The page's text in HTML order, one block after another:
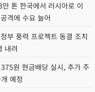
톤 한국에서 러시아로 이
격에 수요 늘어
부 풍력 프로젝트 동결 조치
내려
원 현금배당 실시, 추가 주
예정